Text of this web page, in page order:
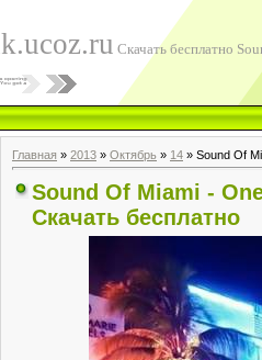
Скачать бесплатно
Главная » 2013 » Октябрь » 14 » Sound Of
Sound Of Miami -
Скачать бесплатно